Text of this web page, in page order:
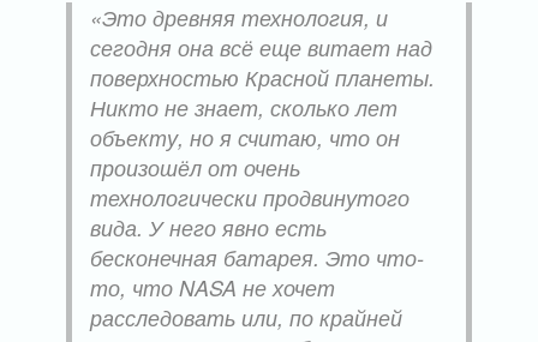
«Это древняя технология, и
сегодня она всё еще витает над
поверхностью Красной планеты.
Никто не знает, сколько лет
объекту, но я считаю, что он
произошёл от очень
технологически продвинутого
вида. У него явно есть
бесконечная батарея. Это что-
то, что NASA не хочет
расследовать или, по крайней